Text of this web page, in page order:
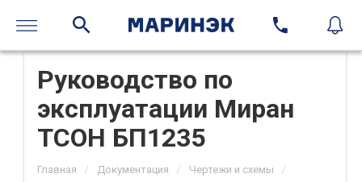
Руководство по
эксплуатации Миран
ТСОН БП1235
Главная / Документация / Чертежи и схемы /